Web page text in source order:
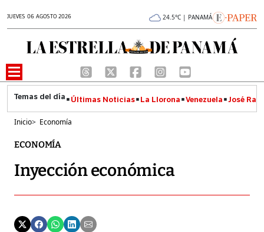
JUEVES 06 AGOSTO 2026 24.5°C | PANAMÁ
Últimas Noticias La Llorona Venezuela José
Inicio> Economía
ECONOMÍA
Inyección económica